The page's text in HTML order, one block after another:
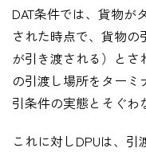
DAT条件では、貨物が
された時点で、貨物
が引き渡される）と
の引渡し場所をター
引条件の実態とそぐわ
これに対しDPUは、